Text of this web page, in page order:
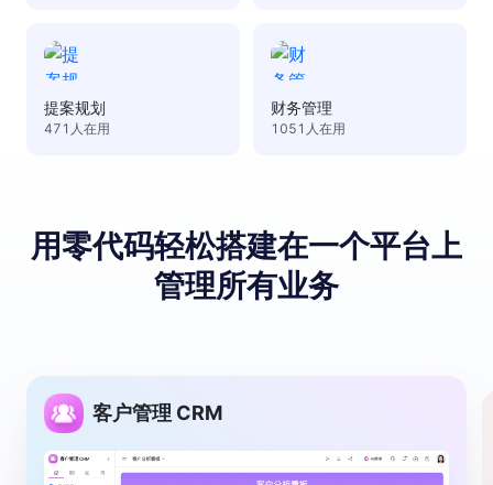
提案规划
471 人在用
财务管理
1051 人在用
用零代码轻松搭建在⼀个平台上
管理所有业务
客户管理 CRM